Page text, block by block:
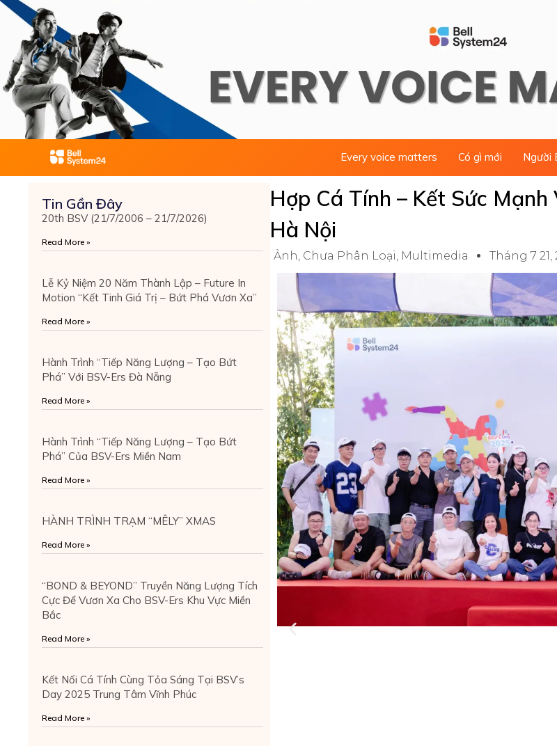
Skip
content
Every voice matters Có gì mới Người
Tin Gần Đây
20th BSV (21/7/2006 – 21/7/2026)
Read More »
Lễ Kỷ Niệm 20 Năm Thành Lập – Future In
Motion “Kết Tinh Giá Trị – Bứt Phá Vươn Xa”
Read More »
Hành Trình “Tiếp Năng Lượng – Tạo Bứt
Phá” Với BSV-Ers Đà Nẵng
Read More »
Hành Trình “Tiếp Năng Lượng – Tạo Bứt
Phá” Của BSV-Ers Miền Nam
Read More »
HÀNH TRÌNH TRẠM “MÊLY” XMAS
Read More »
“BOND & BEYOND” Truyền Năng Lượng Tích
Cực Để Vươn Xa Cho BSV-Ers Khu Vực Miền
Bắc
Read More »
Kết Nối Cá Tính Cùng Tỏa Sáng Tại BSV’s
Day 2025 Trung Tâm Vĩnh Phúc
Read More »
Hợp Cá Tính – Kết Sức Mạnh
Hà Nội
Ảnh, Chưa Phân Loại, Multimedia Tháng 7 21,